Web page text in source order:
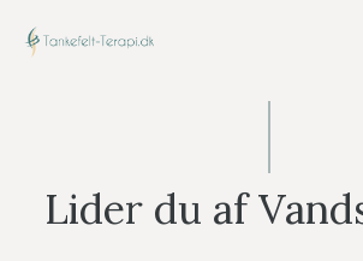
Lider du af